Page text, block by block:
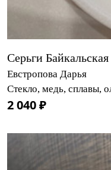
Серьги Байкальская
Евстропова Дарья
Стекло, медь, сплавы,
2 040 ₽